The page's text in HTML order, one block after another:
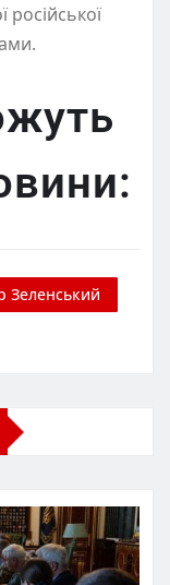
російської
Зеленський